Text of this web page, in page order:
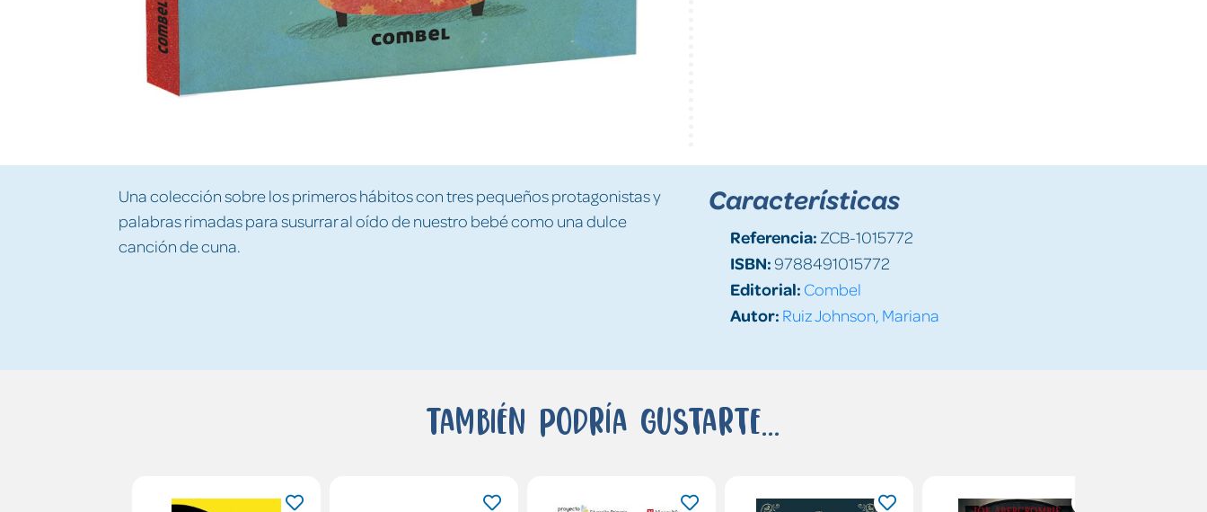
Una colección sobre los primeros hábitos con tres pequeños protagonistas y
palabras rimadas para susurrar al oído de nuestro bebé como una dulce
canción de cuna.
Características
Referencia: ZCB-1015772
ISBN:9788491015772
Editorial: Combel
Autor: Ruiz Johnson, Mariana
También podría gustarte...